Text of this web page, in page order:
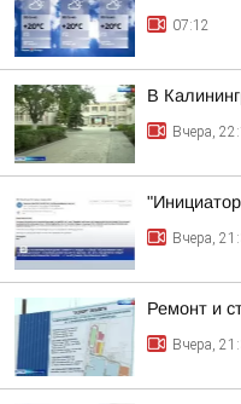
07:12
В
Вчера,
Вчера,
Ремонт и
Вчера,